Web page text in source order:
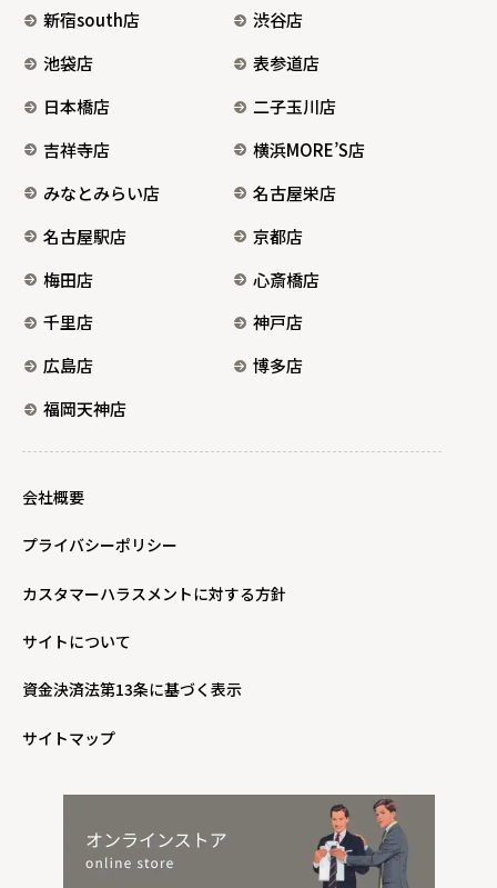
新宿south店
渋谷店
池袋店
表参道店
日本橋店
二子玉川店
吉祥寺店
横浜MORE’S店
みなとみらい店
名古屋栄店
名古屋駅店
京都店
梅田店
心斎橋店
千里店
神戸店
広島店
博多店
福岡天神店
会社概要
プライバシーポリシー
カスタマーハラスメントに対する方針
サイトについて
資金決済法第13条に基づく表示
サイトマップ